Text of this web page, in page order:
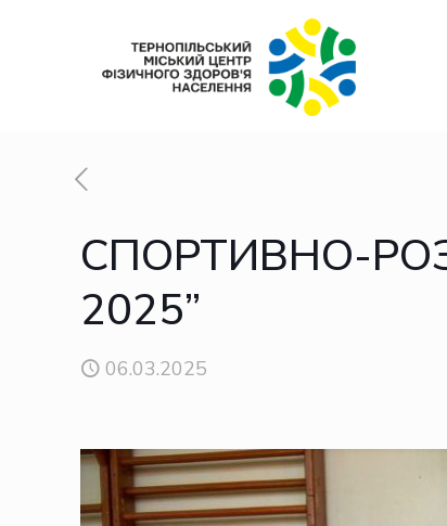
СПОРТИВНО-
2025”
06.03.2025